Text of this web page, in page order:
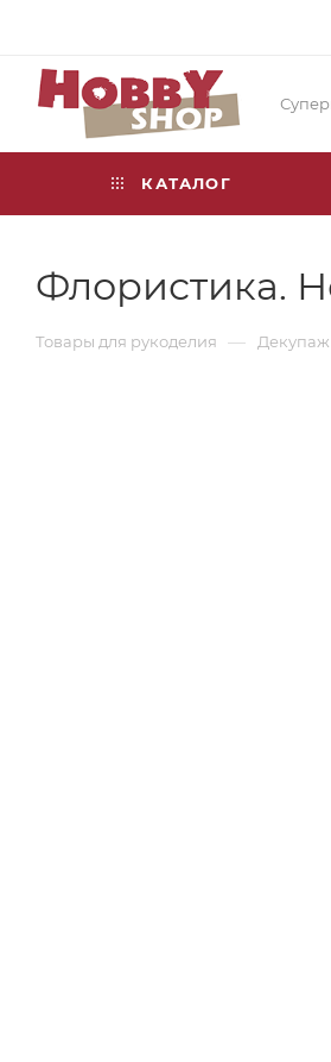
КАТАЛОГ
Флористика.
Товары для рукоделия — Декупаж